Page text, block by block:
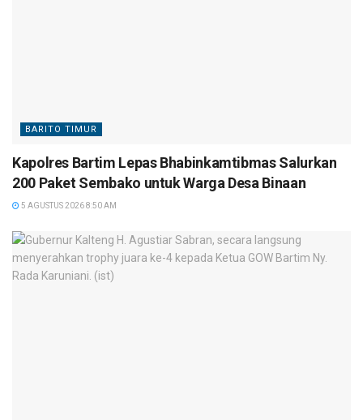
BARITO TIMUR
Kapolres Bartim Lepas Bhabinkamtibmas Salurkan
200 Paket Sembako untuk Warga Desa Binaan
5 AGUSTUS 2026 8:50 AM